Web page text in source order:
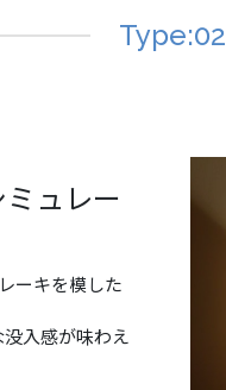
Type:02
ュレー
ーキを模した
入感が味わえ